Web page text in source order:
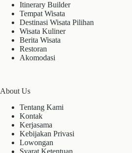
Itinerary Builder
Tempat Wisata
Destinasi Wisata Pilihan
Wisata Kuliner
Berita Wisata
Restoran
Akomodasi
About Us
Tentang Kami
Kontak
Kerjasama
Kebijakan Privasi
Lowongan
Syarat Ketentuan